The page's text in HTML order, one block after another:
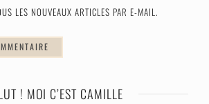
LES NOUVEAUX ARTICLES PAR E-MAIL.
! MOI C’EST CAMILLE